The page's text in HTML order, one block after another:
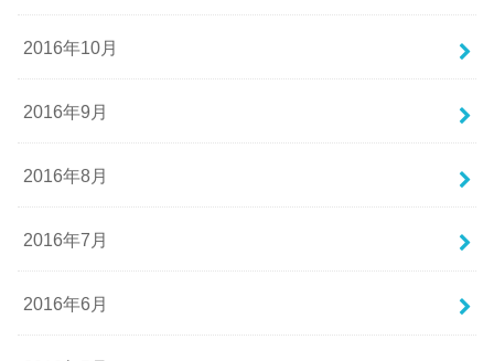
2016年10月
2016年9月
2016年8月
2016年7月
2016年6月